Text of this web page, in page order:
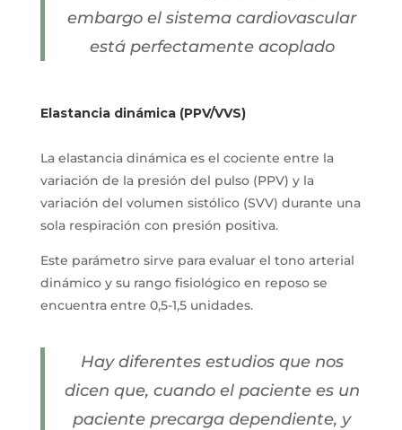
embargo el sistema cardiovascular
está perfectamente acoplado
Elastancia dinámica (PPV/VVS)
La elastancia dinámica es el cociente entre la
variación de la presión del pulso (PPV) y la
variación del volumen sistólico (SVV) durante una
sola respiración con presión positiva.
Este parámetro sirve para evaluar el tono arterial
dinámico y su rango fisiológico en reposo se
encuentra entre 0,5-1,5 unidades.
Hay diferentes estudios que nos
dicen que, cuando el paciente es un
paciente precarga dependiente, y